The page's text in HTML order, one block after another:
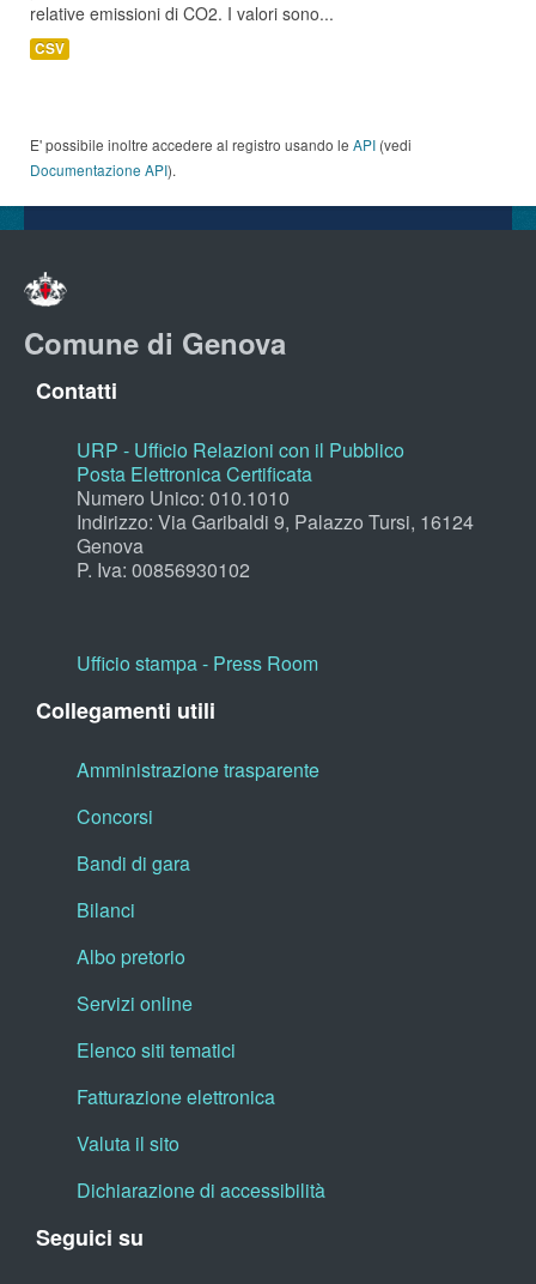
relative emissioni di CO2. I valori sono...
CSV
E' possibile inoltre accedere al registro usando le API (vedi
Documentazione API).
Comune di Genova
Contatti
URP - Ufficio Relazioni con il Pubblico
Posta Elettronica Certificata
Numero Unico: 010.1010
Indirizzo: Via Garibaldi 9, Palazzo Tursi, 16124
Genova
P. Iva: 00856930102
Ufficio stampa - Press Room
Collegamenti utili
Amministrazione trasparente
Concorsi
Bandi di gara
Bilanci
Albo pretorio
Servizi online
Elenco siti tematici
Fatturazione elettronica
Valuta il sito
Dichiarazione di accessibilità
Seguici su